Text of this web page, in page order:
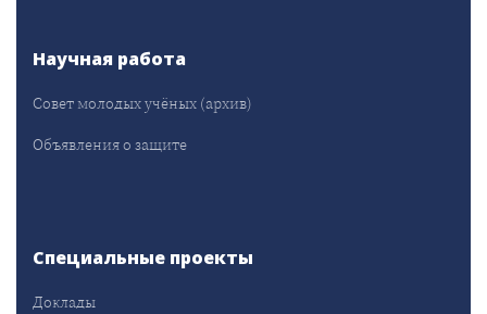
Научная работа
Совет молодых учёных (архив)
Объявления о защите
Специальные проекты
Доклады